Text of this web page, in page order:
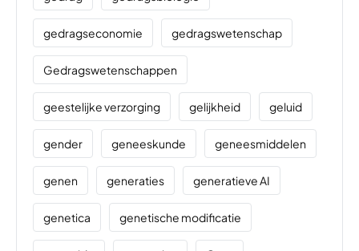
gedragseconomie gedragswetenschap
Gedragswetenschappen
geestelijke verzorging gelijkheid geluid
gender geneeskunde geneesmiddelen
genen generaties generatieve AI
genetica genetische modificatie